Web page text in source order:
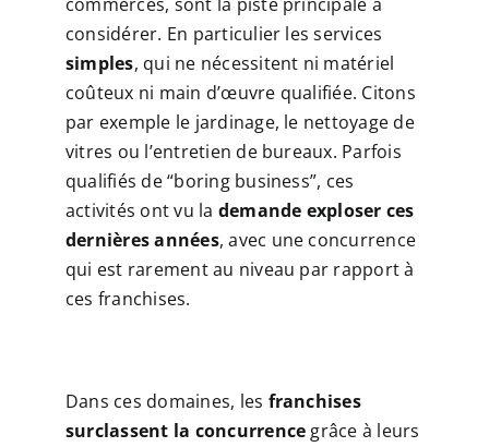
considérer. En particulier les services
simples, qui ne nécessitent ni matériel
coûteux ni main d’œuvre qualifiée. Citons
par exemple le jardinage, le nettoyage de
vitres ou l’entretien de bureaux. Parfois
qualifiés de “boring business”, ces
activités ont vu la demande exploser ces
dernières années, avec une concurrence
qui est rarement au niveau par rapport à
ces franchises.
Dans ces domaines, les franchises
surclassent la concurrence grâce à leurs